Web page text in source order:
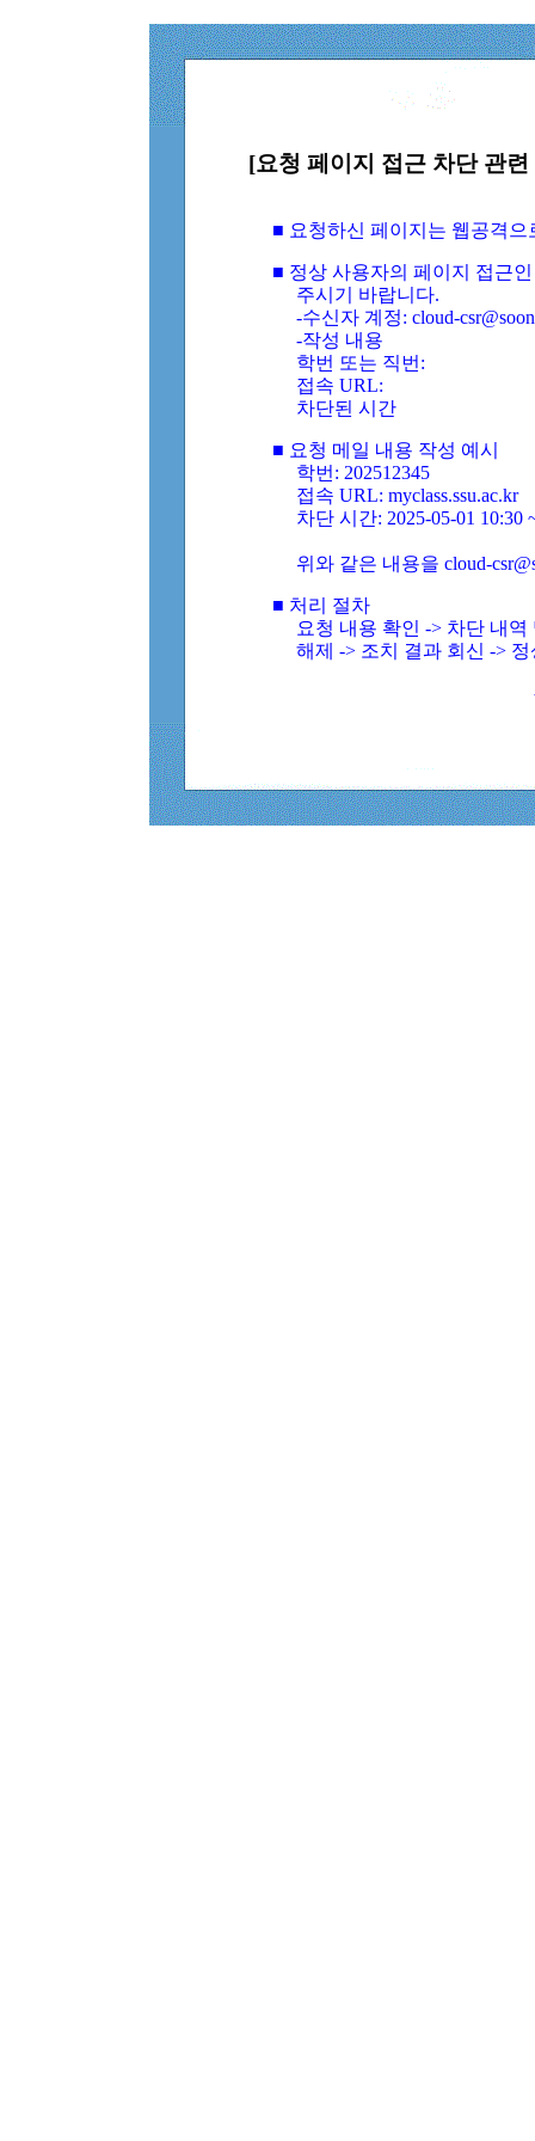
[요청 페이지 접근 차단 관
■ 요청하신 페이지는 웹공격
■ 정상 사용자의 페이지 접근
주시기 바랍니다.
-수신자 계정: cloud-
-작성 내용
학번 또는 직번:
접속 URL:
차단된 시간
■ 요청 메일 내용 작성 예시
학번: 202512345
접속 URL: myclass.ssu.ac.kr
차단 시간: 2025-05-01 10:30
위와 같은 내용을 cloud-
■ 처리 절차
요청 내용 확인 -> 차단 내
해제 -> 조치 결과 회신 ->